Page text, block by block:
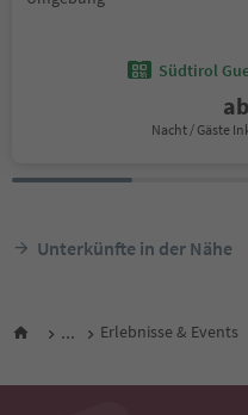
Südtirol
ab
Nacht / Gäste
Unterkünfte in der Nähe
... Erlebnisse & Events